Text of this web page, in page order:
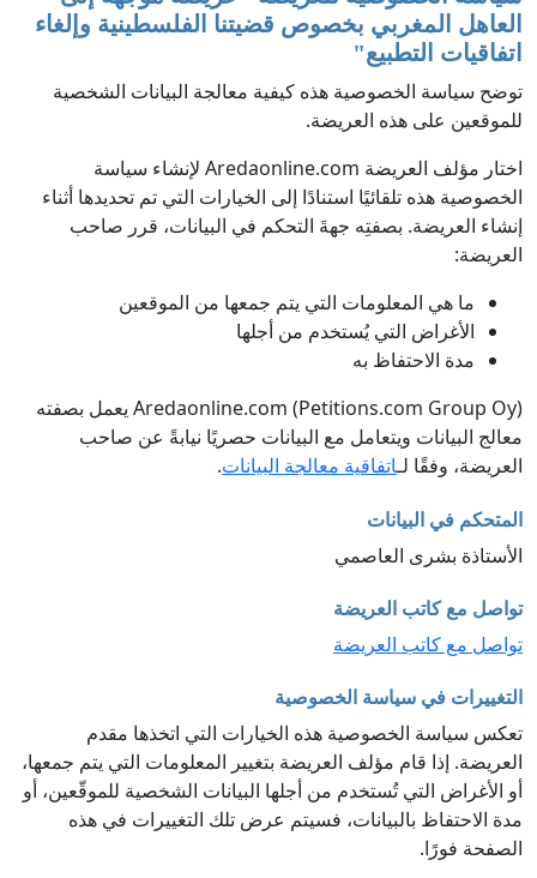
العاهل المغربي بخصوص قضيتنا الفلسطينية وإلغاء
اتفاقيات التطبيع"
توضح سياسة الخصوصية هذه كيفية معالجة البيانات الشخصية
للموقعين على هذه العريضة.
اختار مؤلف العريضة Aredaonline.com لإنشاء سياسة
الخصوصية هذه تلقائيًا استنادًا إلى الخيارات التي تم تحديدها أثناء
إنشاء العريضة. بصفتِه جهةَ التحكم في البيانات، قرر صاحب
العريضة:
ما هي المعلومات التي يتم جمعها من الموقعين
الأغراض التي يُستخدم من أجلها
مدة الاحتفاظ به
Aredaonline.com (Petitions.com Group Oy) يعمل بصفته
معالج البيانات ويتعامل مع البيانات حصريًا نيابةً عن صاحب
العريضة، وفقًا لـاتفاقية معالجة البيانات.
المتحكم في البيانات
الأستاذة بشرى العاصمي
تواصل مع كاتب العريضة
تواصل مع كاتب العريضة
التغييرات في سياسة الخصوصية
تعكس سياسة الخصوصية هذه الخيارات التي اتخذها مقدم
العريضة. إذا قام مؤلف العريضة بتغيير المعلومات التي يتم جمعها،
أو الأغراض التي تُستخدم من أجلها البيانات الشخصية للموقّعين، أو
مدة الاحتفاظ بالبيانات، فسيتم عرض تلك التغييرات في هذه
الصفحة فورًا.